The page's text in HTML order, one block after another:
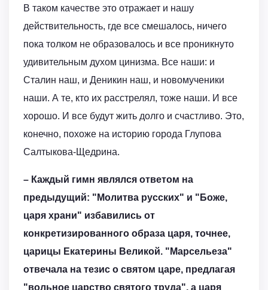
В таком качестве это отражает и нашу
действительность, где все смешалось, ничего
пока толком не образовалось и все проникнуто
удивительным духом цинизма. Все наши: и
Сталин наш, и Деникин наш, и новомученики
наши. А те, кто их расстрелял, тоже наши. И все
хорошо. И все будут жить долго и счастливо. Это,
конечно, похоже на историю города Глупова
Салтыкова-Щедрина.
– Каждый гимн являлся ответом на
предыдущий: "Молитва русских" и "Боже,
царя храни" избавились от
конкретизированного образа царя, точнее,
царицы Екатерины Великой. "Марсельеза"
отвечала на тезис о святом царе, предлагая
"вольное царство святого труда", а царя